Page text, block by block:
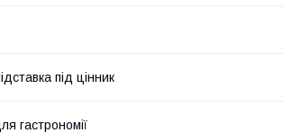
під цінник
гастрономії